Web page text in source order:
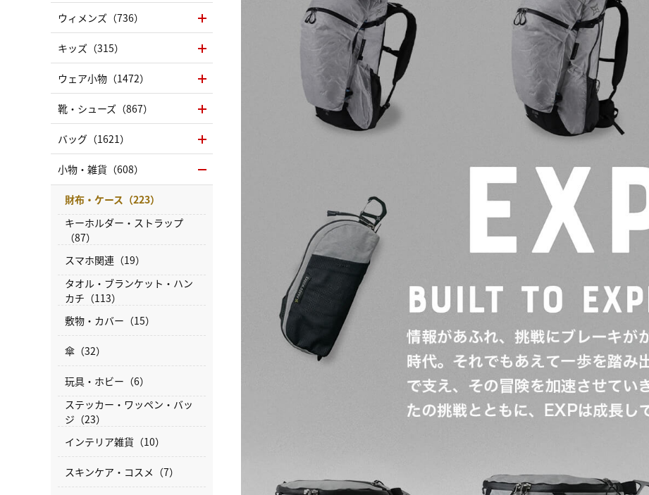
ウィメンズ（736）
キッズ（315）
ウェア小物（1472）
靴・シューズ（867）
バッグ（1621）
小物・雑貨（608）
財布・ケース（223）
キーホルダー・ストラップ
（87）
スマホ関連（19）
タオル・ブランケット・ハン
カチ（113）
敷物・カバー（15）
傘（32）
玩具・ホビー（6）
ステッカー・ワッペン・バッ
ジ（23）
インテリア雑貨（10）
スキンケア・コスメ（7）